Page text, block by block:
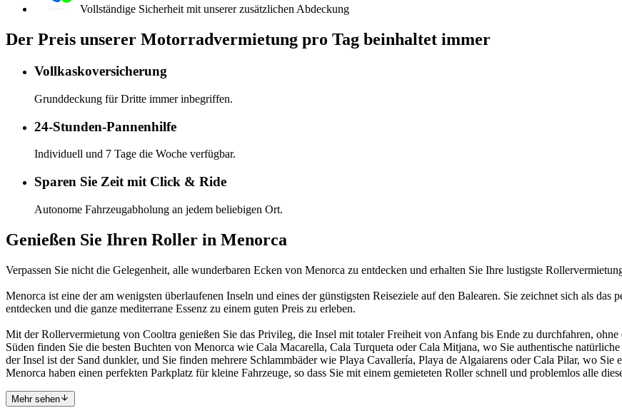
Vollständige Sicherheit mit unserer zusätzlichen Abdeckung
Der Preis unserer Motorradvermietung pro Tag beinhaltet immer
Vollkaskoversicherung
Grunddeckung für Dritte immer inbegriffen.
24-Stunden-Pannenhilfe
Individuell und 7 Tage die Woche verfügbar.
Sparen Sie Zeit mit Click & Ride
Autonome Fahrzeugabholung an jedem beliebigen Ort.
Genießen Sie Ihren Roller in Menorca
Verpassen Sie nicht die Gelegenheit, alle wunderbaren Ecken von Menorca zu entdecken und erhalten Sie Ihre lustigste
Menorca ist eine der am wenigsten überlaufenen Inseln und eines der günstigsten Reiseziele auf den Balearen. Sie zeichnet sich als
entdecken und die ganze mediterrane Essenz zu einem guten Preis zu erleben.
Mit der Rollervermietung von Cooltra genießen Sie das Privileg, die Insel mit totaler Freiheit von Anfang bis Ende zu durchfahren,
Süden finden Sie die besten Buchten von Menorca wie Cala Macarella, Cala Turqueta oder Cala Mitjana, wo Sie authentische
der Insel ist der Sand dunkler, und Sie finden mehrere Schlammbäder wie Playa Cavallería, Playa de Algaiarens oder Cala Pilar, wo
Menorca haben einen perfekten Parkplatz für kleine Fahrzeuge, so dass Sie mit einem gemieteten Roller schnell und problemlos alle
Mehr sehen